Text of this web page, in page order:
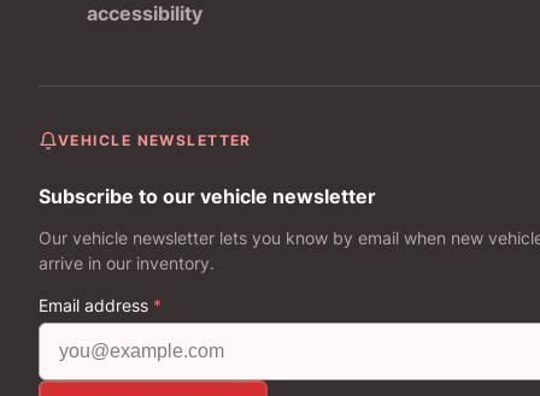
accessibility
VEHICLE NEWSLETTER
Subscribe to our vehicle newsletter
Our vehicle newsletter lets you know by email when new
arrive in our inventory.
Email address *